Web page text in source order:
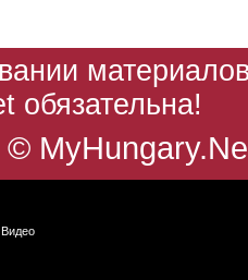
обязательна!
©
Видео